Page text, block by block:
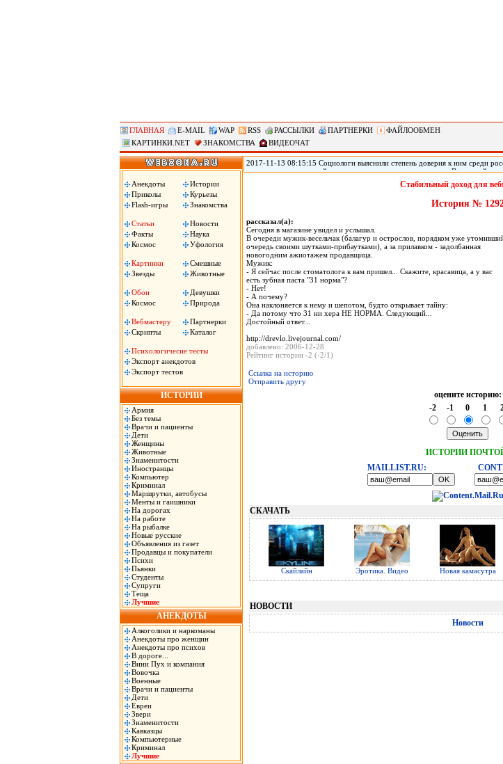
ГЛАВНАЯ E-MAIL WAP RSS РАССЫЛКИ ПАРТНЕРКИ
ФАЙЛООБМЕН
КАРТИНКИ.NET
ЗНАКОМСТВА ВИДЕОЧАТ
Анекдоты
Истории
Приколы
Курьезы
Flash-игры
Знакомства
Статьи
Новости
Факты
Наука
Космос
Уфология
Картинки
Смешные
Звезды
Животные
Обои
Девушки
Космос
Природа
Вебмастеру
Партнерки
Скрипты
Каталог
Психологичесие тесты
Экспорт анекдотов
Экспорт тестов
ИСТОРИИ
Армия
Без темы
Врачи и пациенты
Дети
Женщины
Животные
Знаменитости
Иностранцы
Компьютер
Криминал
Маршрутки, автобусы
Менты и гаишники
На дорогах
На работе
На рыбалке
Новые русские
Объявления из газет
Продавцы и покупатели
Психи
Пьянки
Студенты
Супруги
Теща
Лучшие
АНЕКДОТЫ
Алкоголики и наркоманы
Анекдоты про женщин
Анекдоты про психов
В дороге...
Вини Пух и компания
Вовочка
Военные
Врачи и пациенты
Дети
Евреи
Звери
Знаменитости
Кавказцы
Компьютерные
Криминал
Лучшие
2017-11-13 08:15:15 Социологи выяснили степень доверия к ним среди
журналистам и полицейским, следует из результатов опроса
(ВЦИОМ). Согласно данным исследования ВЦИОМ, по пятибалльной шкале
полицейские – 3,12 баллов. При этом 40% заявили, что знают, что такое
Стабильный доход для
История №
рассказал(а):
Сегодня в магазине увидел и услышал.
В очереди мужик-весельчак (балагур и острослов, порядком уже
очередь своими шутками-прибаутками), а за прилавком - задолбанная
новогодним ажиотажем продавщица.
Мужик:
- Я сейчас после стоматолога к вам пришел... Скажите, красавица, а у вас
есть зубная паста "31 норма"?
- Нет!
- А почему?
Она наклоняется к нему и шепотом, будто открывает тайну:
- Да потому что 31 ни хера НЕ НОРМА. Следующий...
Достойный ответ...
http://drevlo.livejournal.com/
добавлено: 2006-12-28
Рейтинг истории -2 (-2/1)
Ссылка на историю
Отправить другу
оцените историю:
-2
-1 0 1
ИСТОРИИ
MAILLIST.RU:
СКАЧАТЬ
Скайлайн Эротика. Видео Новая камасутра
НОВОСТИ
Новости